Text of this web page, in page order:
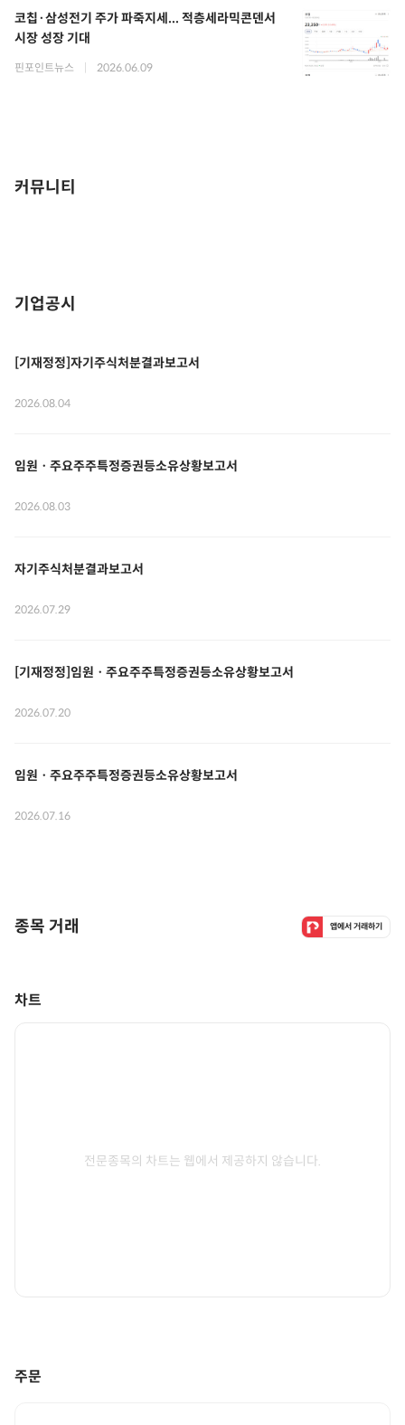
코칩·삼성전기 주가 파죽지세... 적층세라믹콘덴서
시장 성장 기대
핀포인트뉴스 2026.06.09
커뮤니티
기업공시
[기재정정]자기주식처분결과보고서
2026.08.04
임원ㆍ주요주주특정증권등소유상황보고서
2026.08.03
자기주식처분결과보고서
2026.07.29
[기재정정]임원ㆍ주요주주특정증권등소유상황보고서
2026.07.20
임원ㆍ주요주주특정증권등소유상황보고서
2026.07.16
종목 거래 앱에서 거래하기
차트
전문종목의 차트는 웹에서 제공하지 않습니다.
주문